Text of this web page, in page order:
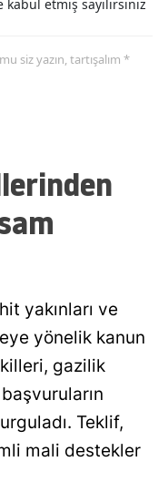
Kastamonu
Kayseri
Manisa
Kahramanmaraş
Mardin
Muğla
etmiş sayılırsınız
siz yazın, tartışalım *
yakınları ve
yönelik kanun
gazilik
Teklif,
mali destekler